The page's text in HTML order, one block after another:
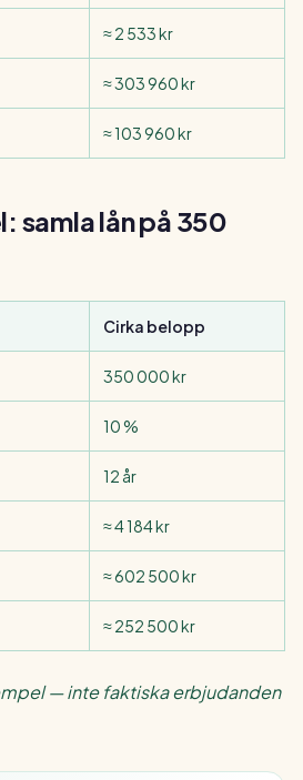
≈ 2 533 kr
≈ 303 960 kr
≈ 103 960 kr
samla lån på 350
Cirka belopp
350 000 kr
10 %
12 år
≈ 4 184 kr
≈ 602 500 kr
≈ 252 500 kr
— inte faktiska erbjudanden